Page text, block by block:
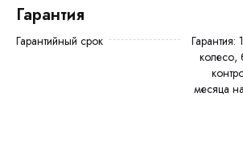
Гарантия
Гарантийный срок
Гарантия: 12 месяцев на мотор-
колесо,
месяца